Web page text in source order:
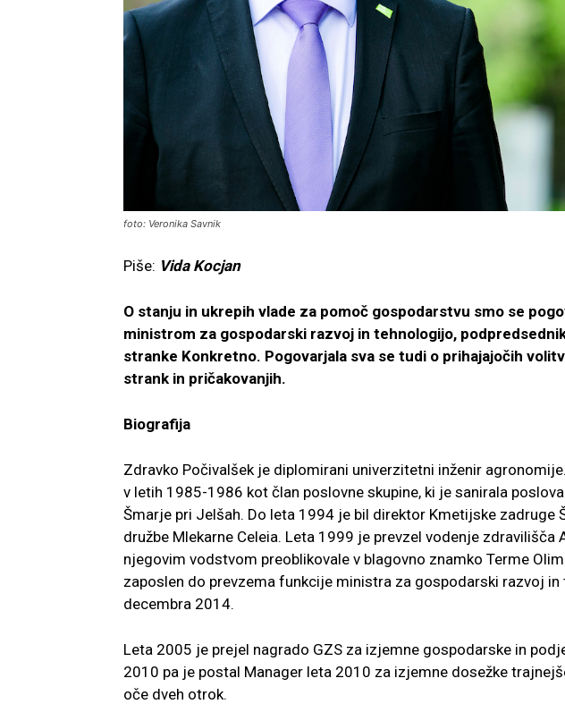
foto: Veronika Savnik
Piše: Vida Kocjan
O stanju in ukrepih vlade za pomoč gospodarstvu smo se
ministrom za gospodarski razvoj in tehnologijo,
stranke Konkretno. Pogovarjala sva se tudi o prihajajočih
strank in pričakovanjih.
Biografija
Zdravko Počivalšek je diplomirani univerzitetni inženir
v letih 1985-1986 kot član poslovne skupine, ki je sanirala
Šmarje pri Jelšah. Do leta 1994 je bil direktor Kmetijske zadruge
družbe Mlekarne Celeia. Leta 1999 je prevzel vodenje zdravilišča
njegovim vodstvom preoblikovale v blagovno znamko Terme
zaposlen do prevzema funkcije ministra za gospodarski razvoj
decembra 2014.
Leta 2005 je prejel nagrado GZS za izjemne gospodarske in
2010 pa je postal Manager leta 2010 za izjemne dosežke
oče dveh otrok.